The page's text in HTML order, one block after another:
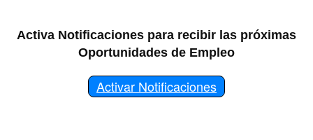
Activa Notificaciones para recibir las próximas
Oportunidades de Empleo
Activar Notificaciones